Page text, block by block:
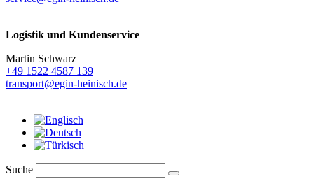
Logistik und Kundenservice
Martin Schwarz
+49 1522 4587 139
transport@egin-heinisch.de
Suche